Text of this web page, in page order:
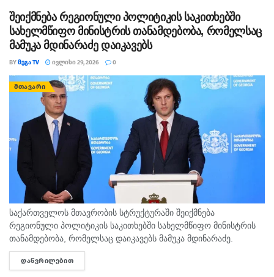
შეიქმნება რეგიონული პოლიტიკის საკითხებში
სახელმწიფო მინისტრის თანამდებობა, რომელსაც
მამუკა მდინარაძე დაიკავებს
BYᲛᲔᲒᲐ TV ᲘᲕᲚᲘᲡᲘ 29, 2026 0
ᲛᲗᲐᲕᲐᲠᲘ
საქართველოს მთავრობის სტრუქტურაში შეიქმნება
რეგიონული პოლიტიკის საკითხებში სახელმწიფო მინისტრის
თანამდებობა, რომელსაც დაიკავებს მამუკა მდინარაძე.
საქართველოს მთავრობის სტრუქტურაში შეიქმნება
რეგიონული პოლიტიკის საკითხებში სახელმწიფო მინისტრის
ᲓᲐᲬᲕᲠᲘᲚᲔᲑᲘᲗ